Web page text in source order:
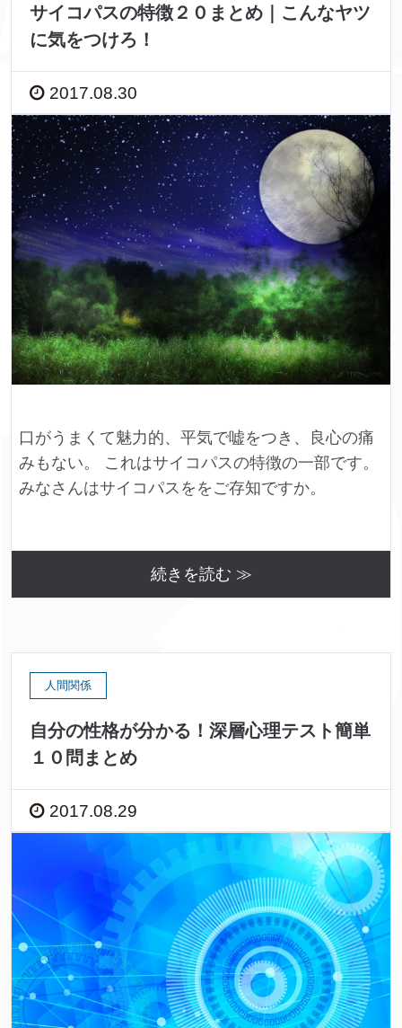
サイコパスの特徴２０まとめ｜こんなヤツ
に気をつけろ！
2017.08.30
口がうまくて魅力的、平気で嘘をつき、良心の痛
みもない。 これはサイコパスの特徴の一部です。
みなさんはサイコパスををご存知ですか。
続きを読む ≫
人間関係
自分の性格が分かる！深層心理テスト簡単
１０問まとめ
2017.08.29